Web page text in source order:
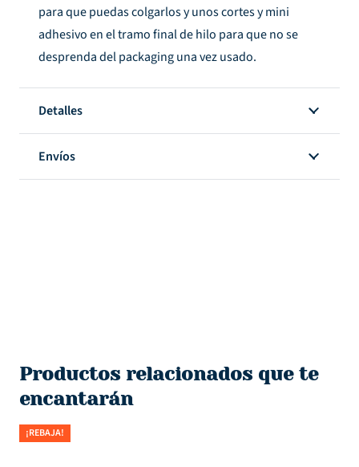
para que puedas colgarlos y unos cortes y mini
adhesivo en el tramo final de hilo para que no se
desprenda del packaging una vez usado.
Detalles
Envíos
Productos relacionados que te
encantarán
¡REBAJA!